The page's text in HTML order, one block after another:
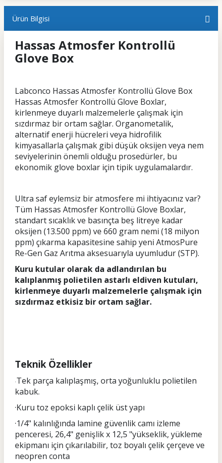
Ürün Bilgisi
Hassas Atmosfer Kontrollü
Glove Box
Labconco Hassas Atmosfer Kontrollü Glove Box
Hassas Atmosfer Kontrollü Glove Boxlar,
kirlenmeye duyarlı malzemelerle çalışmak için
sızdırmaz bir ortam sağlar. Organometalik,
alternatif enerji hücreleri veya hidrofilik
kimyasallarla çalışmak gibi düşük oksijen veya nem
seviyelerinin önemli olduğu prosedürler, bu
ekonomik glove boxlar için tipik uygulamalardır.
Ultra saf eylemsiz bir atmosfere mi ihtiyacınız var?
Tüm Hassas Atmosfer Kontrollü Glove Boxlar,
standart sıcaklık ve basınçta beş litreye kadar
oksijen (13.500 ppm) ve 660 gram nemi (18 milyon
ppm) çıkarma kapasitesine sahip yeni AtmosPure
Re-Gen Gaz Arıtma aksesuarıyla uyumludur (STP).
Kuru kutular olarak da adlandırılan bu
kalıplanmış polietilen astarlı eldiven kutuları,
kirlenmeye duyarlı malzemelerle çalışmak için
sızdırmaz etkisiz bir ortam sağlar.
Teknik Özellikler
·Tek parça kalıplaşmış, orta yoğunluklu polietilen
kabuk.
·Kuru toz epoksi kaplı çelik üst yapı
·1/4" kalınlığında lamine güvenlik camı izleme
penceresi, 26,4" genişlik x 12,5 "yükseklik, yükleme
ekipmanı için çıkarılabilir, toz boyalı çelik çerçeve ve
neopren conta